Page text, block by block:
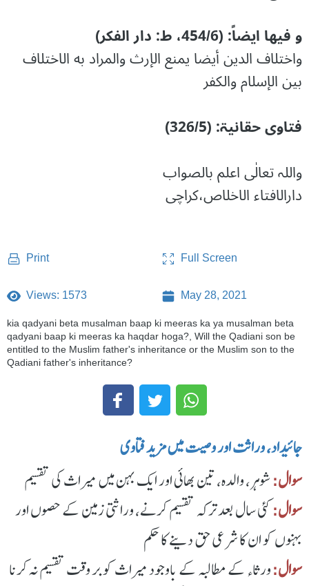
و فیھا ایضاً: (454/6، ط: دار الفکر)
واختلاف الدين أيضا يمنع الإرث والمراد به الاختلاف
بين الإسلام والكفر
فتاوی حقانیۃ: (326/5)
واللہ تعالٰی اعلم بالصواب
دارالافتاء الاخلاص،کراچی
Print Full Screen
Views: 1573 May 28, 2021
kia qadyani beta musalman baap ki meeras ka ya musalman beta
qadyani baap ki meeras ka haqdar hoga?, Will the Qadiani son be
entitled to the Muslim father's inheritance or the Muslim son to the
Qadiani father's inheritance?
جائیداد، وراثت اور وصیت میں مزید فتاوی
سوال:شوہر، والدہ، تین بھائی اور ایک بہن میں میراث کی تقسیم
سوال:کئی سال بعد ترکہ تقسیم کرنے، وراثتی زمین کے حصوں اور
بہنوں کو ان کا شرعی حق دینے کا حکم
سوال:ورثاء کے مطالبہ کے باوجود میراث کو بر وقت تقسیم نہ کرنا